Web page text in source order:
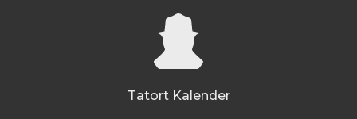
Tatort Kalender